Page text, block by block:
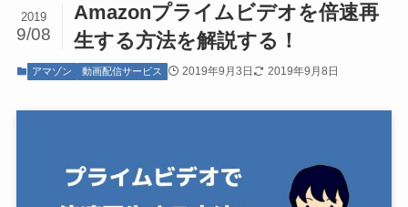
Amazonプライムビデオを倍速再
生する方法を解説する！
2019
9/08
アマゾン 動画配信サービス 2019年9月3日 2019年9月8日